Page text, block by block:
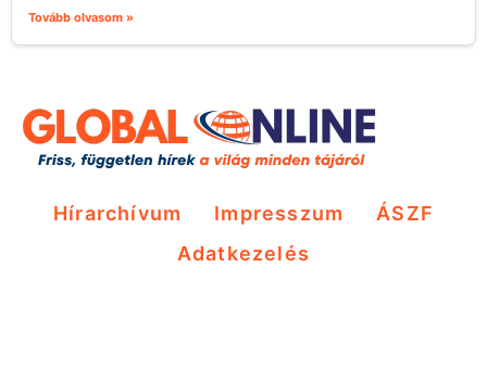
Tovább olvasom »
Hírarchívum Impresszum
ÁSZF
Adatkezelés